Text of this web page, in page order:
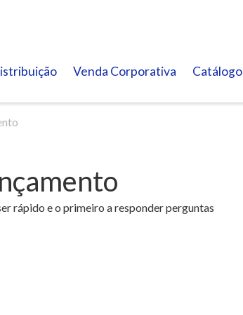
Venda Corporativa Catálogo
rápido e o primeiro a responder perguntas